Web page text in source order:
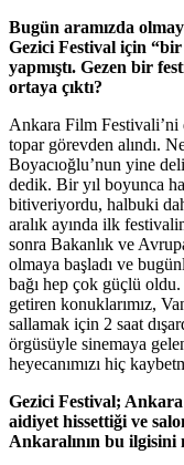
Bugün aramızda
Gezici Festival için “bir
yapmıştı. Gezen bir
ortaya çıktı?
Ankara Film Festivali’ni
topar görevden alındı.
Boyacıoğlu’nun yine
dedik. Bir yıl boyunca
bitiveriyordu, halbuki
aralık ayında ilk
sonra Bakanlık ve
olmaya başladı ve
bağı hep çok güçlü
getiren konuklarımız,
sallamak için 2 saat
örgüsüyle sinemaya
heyecanımızı hiç
Gezici Festival;
aidiyet hissettiği ve
Ankaralının bu ilgisini